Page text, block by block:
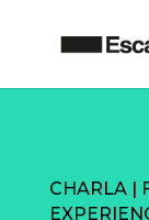
CHARLA |